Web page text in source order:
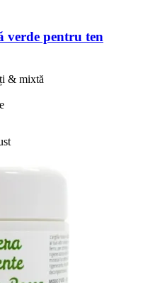
verde pentru ten
& mixtă